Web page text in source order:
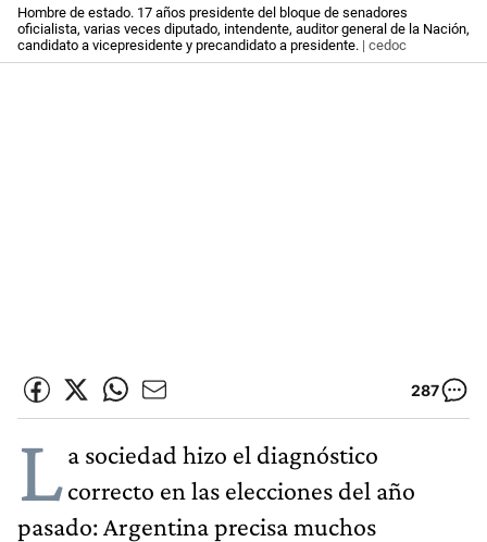
Hombre de estado. 17 años presidente del bloque de senadores
oficialista, varias veces diputado, intendente, auditor general de la Nación,
candidato a vicepresidente y precandidato a presidente. | cedoc
287
La sociedad hizo el diagnóstico
correcto en las elecciones del año
pasado: Argentina precisa muchos